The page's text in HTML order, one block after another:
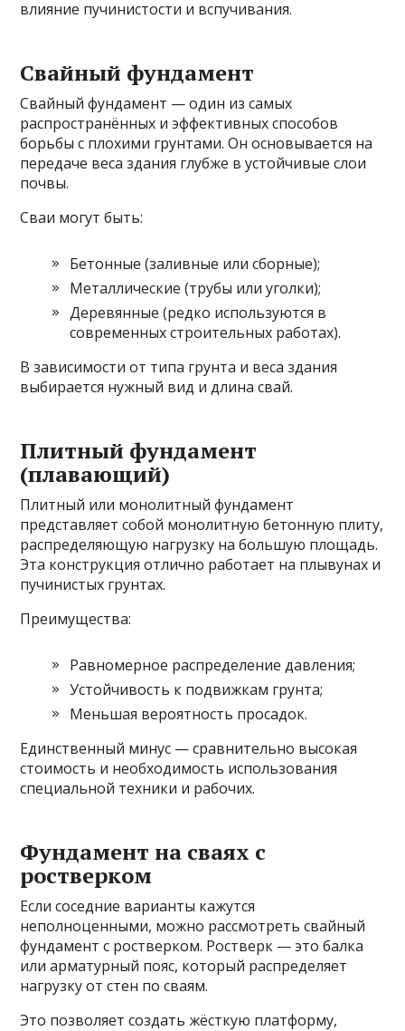
влияние пучинистости и вспучивания.
Свайный фундамент
Свайный фундамент — один из самых
распространённых и эффективных способов
борьбы с плохими грунтами. Он основывается на
передаче веса здания глубже в устойчивые слои
почвы.
Сваи могут быть:
Бетонные (заливные или сборные);
Металлические (трубы или уголки);
Деревянные (редко используются в
современных строительных работах).
В зависимости от типа грунта и веса здания
выбирается нужный вид и длина свай.
Плитный фундамент
(плавающий)
Плитный или монолитный фундамент
представляет собой монолитную бетонную плиту,
распределяющую нагрузку на большую площадь.
Эта конструкция отлично работает на плывунах и
пучинистых грунтах.
Преимущества:
Равномерное распределение давления;
Устойчивость к подвижкам грунта;
Меньшая вероятность просадок.
Единственный минус — сравнительно высокая
стоимость и необходимость использования
специальной техники и рабочих.
Фундамент на сваях с
ростверком
Если соседние варианты кажутся
неполноценными, можно рассмотреть свайный
фундамент с ростверком. Ростверк — это балка
или арматурный пояс, который распределяет
нагрузку от стен по сваям.
Это позволяет создать жёсткую платформу,